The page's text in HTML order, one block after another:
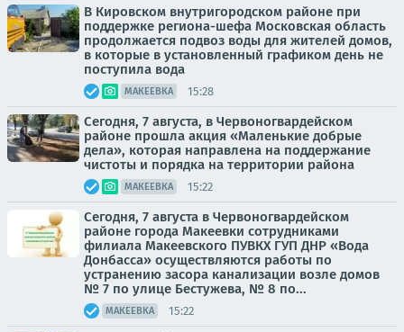
В Кировском внутригородском районе при
поддержке региона-шефа Московская область
продолжается подвоз воды для жителей домов,
в которые в установленный графиком день не
поступила вода
МАКЕЕВКА 15:28
Сегодня, 7 августа, в Червоногвардейском
районе прошла акция «Маленькие добрые
дела», которая направлена на поддержание
чистоты и порядка на территории района
МАКЕЕВКА 15:22
Сегодня, 7 августа в Червоногвардейском
районе города Макеевки сотрудниками
филиала Макеевского ПУВКХ ГУП ДНР «Вода
Донбасса» осуществляются работы по
устранению засора канализации возле домов
№ 7 по улице Бестужева, № 8 по...
МАКЕЕВКА 15:22